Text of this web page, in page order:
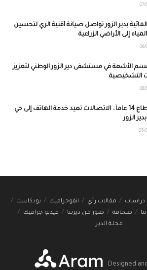
المائية بدير الزور تواصل صيانة أقنية الري لتحسين
إلى الأراضي الزراعية
الأشعة في مستشفى دير الزور الوطني لتعزيز
التشخيصية
بعد انقطاع 14 عاماً.. الاتصالات تعيد خدمة الهاتف إلى حي
الزور
دراسات مقالات رأي انفوجرافيك
بودكاست
صحافة صور من ديرتنا
فيديو جرافيك
مجلة الدير
Designed